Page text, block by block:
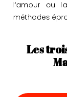
l’amour ou
méthodes
Les